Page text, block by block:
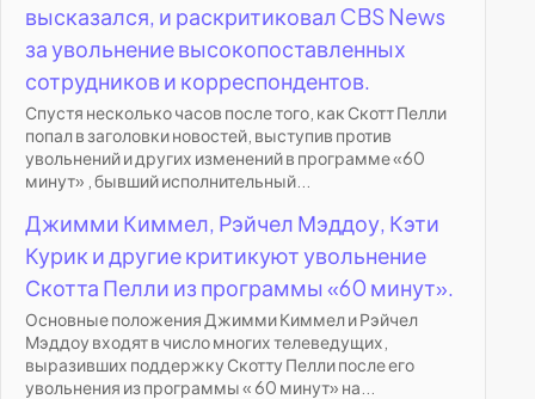
высказался, и раскритиковал CBS News
за увольнение высокопоставленных
сотрудников и корреспондентов.
Спустя несколько часов после того, как Скотт Пелли
попал в заголовки новостей, выступив против
увольнений и других изменений в программе «60
минут» , бывший исполнительный...
Джимми Киммел, Рэйчел Мэддоу, Кэти
Курик и другие критикуют увольнение
Скотта Пелли из программы «60 минут».
Основные положения Джимми Киммел и Рэйчел
Мэддоу входят в число многих телеведущих,
выразивших поддержку Скотту Пелли после его
увольнения из программы « 60 минут» на...